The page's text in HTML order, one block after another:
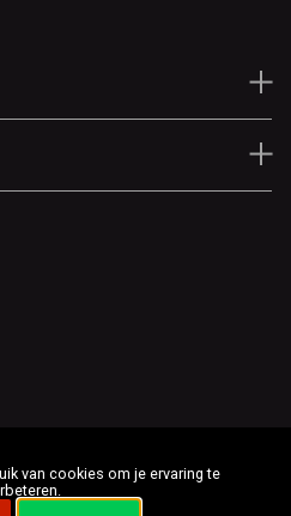
van cookies om je ervaring te